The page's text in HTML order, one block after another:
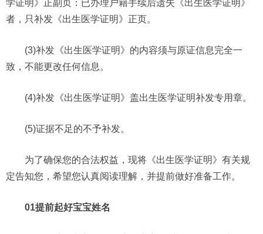
学证明》正副页：已办理户籍手续后遗失《出生医学证明》
者，只补发《出生医学证明》正页。
(3)补发《出生医学证明》的内容须与原证信息完全一
致，不能更改任何信息。
(4)补发《出生医学证明》盖出生医学证明补发专用章。
(5)证据不足的不予补发。
为了确保您的合法权益，现将《出生医学证明》有关规
定告知您，希望您认真阅读理解，并提前做好准备工作。
01提前起好宝宝姓名